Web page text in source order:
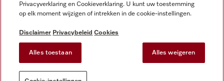
Gebruiksvoorwaarden
Toegankelijkheidsverklaring
Digital Services Act
Cookie-instellingen
Privacyverklaring en Cookieverklaring. U kunt uw toestemming
op elk moment wijzigen of intrekken in de cookie-instellingen.
Disclaimer Privacybeleid Cookies
Alles toestaan Alles weigeren